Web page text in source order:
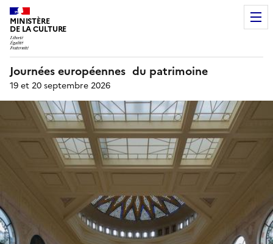
MINISTÈRE
DE LA CULTURE
Journées européennes du patrimoine
19 et 20 septembre 2026